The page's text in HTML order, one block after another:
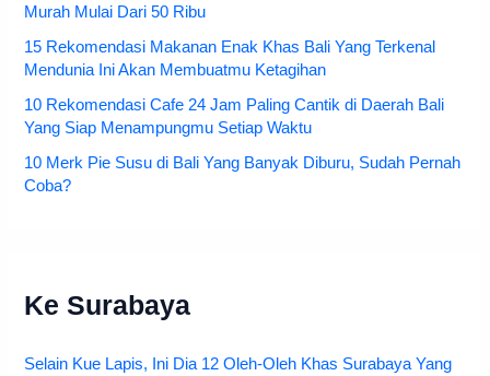
Murah Mulai Dari 50 Ribu
15 Rekomendasi Makanan Enak Khas Bali Yang Terkenal
Mendunia Ini Akan Membuatmu Ketagihan
10 Rekomendasi Cafe 24 Jam Paling Cantik di Daerah Bali
Yang Siap Menampungmu Setiap Waktu
10 Merk Pie Susu di Bali Yang Banyak Diburu, Sudah Pernah
Coba?
Ke Surabaya
Selain Kue Lapis, Ini Dia 12 Oleh-Oleh Khas Surabaya Yang